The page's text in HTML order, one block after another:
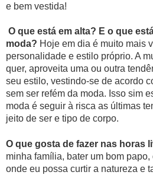
e bem vestida!
O que está em alta? E o que
moda? Hoje em dia é muito mais
personalidade e estilo próprio. A
quer, aproveita uma ou outra
seu estilo, vestindo-se de acordo
sem ser refém da moda. Isso sim
moda é seguir à risca as últimas
jeito de ser e tipo de corpo.
O que gosta de fazer nas horas
minha família, bater um bom
onde eu possa curtir a natureza e